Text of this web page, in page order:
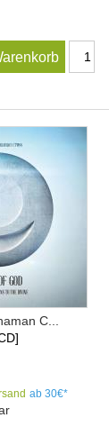
C...
ab 30€*